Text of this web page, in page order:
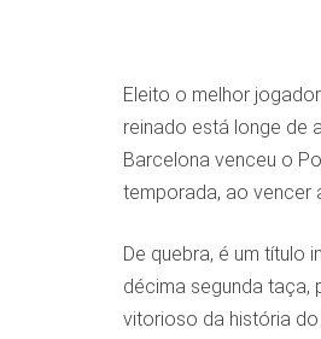
Eleito o melhor
reinado está longe de
Barcelona venceu o
temporada, ao vencer
De quebra, é um título
décima segunda taça,
vitorioso da história